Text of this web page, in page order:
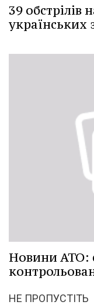
39 обстрілів
українських
Новини АТО:
НЕ ПРОПУСТІТЬ